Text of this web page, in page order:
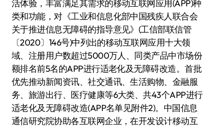
活体验，丰富满足其需求的移动互联网应用(APP)种
类和功能，对《工业和信息化部中国残疾人联合会
关于推进信息无障碍的指导意见》(工信部联信管
〔2020〕146号)中列出的移动互联网应用十大领
域、注册用户数超过5000万人、同类产品中市场份
额排名前5名的APP进行适老化及无障碍改造。首批
优先推动新闻资讯、社交通讯、生活购物、金融服
务、旅游出行、医疗健康等6大类、共43个APP进行
适老化及无障碍改造(APP名单见附件2)。中国信息
通信研究院协助各互联网企业，在开发设计移动互